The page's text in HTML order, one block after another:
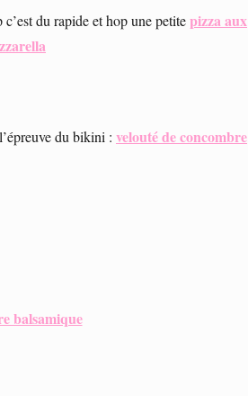
du rapide et hop une petitepizza aux
du bikini : velouté de concombre
balsamique